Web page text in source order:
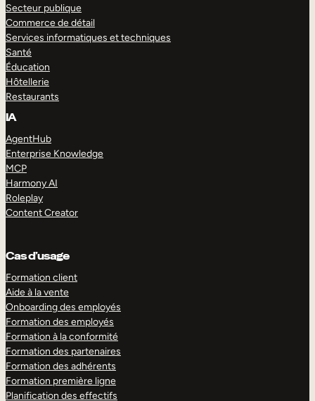
Secteur publique
Commerce de détail
Services informatiques et techniques
Santé
Éducation
Hôtellerie
Restaurants
IA
AgentHub
Enterprise Knowledge
MCP
Harmony AI
Roleplay
Content Creator
Cas d’usage
Formation client
Aide à la vente
Onboarding des employés
Formation des employés
Formation à la conformité
Formation des partenaires
Formation des adhérents
Formation première ligne
Planification des effectifs